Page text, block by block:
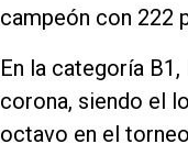
campeón con 222
En la categoría
corona, siendo el
octavo en el